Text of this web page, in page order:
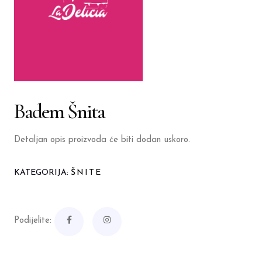
Badem Šnita
Detaljan opis proizvoda će biti dodan uskoro.
KATEGORIJA: ŠNITE
Podijelite: